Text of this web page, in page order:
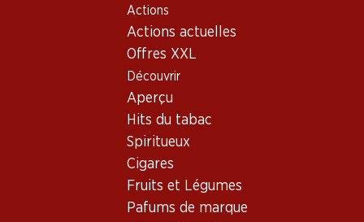
Actions
Actions actuelles
Offres XXL
Découvrir
Aperçu
Hits du tabac
Spiritueux
Cigares
Fruits et Légumes
Pafums de marque
Shop des Vins
Suisse
Vaud
Les Cygnes Mont-sur-Rolle AOC La Côte